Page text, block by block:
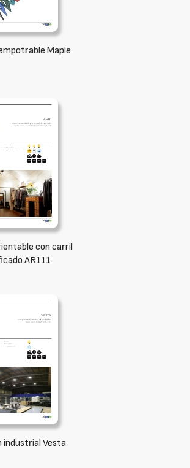
Maple
con carril
AR111
industrial Vesta